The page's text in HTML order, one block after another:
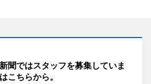
聞ではスタッフを募集していま
こちらから。